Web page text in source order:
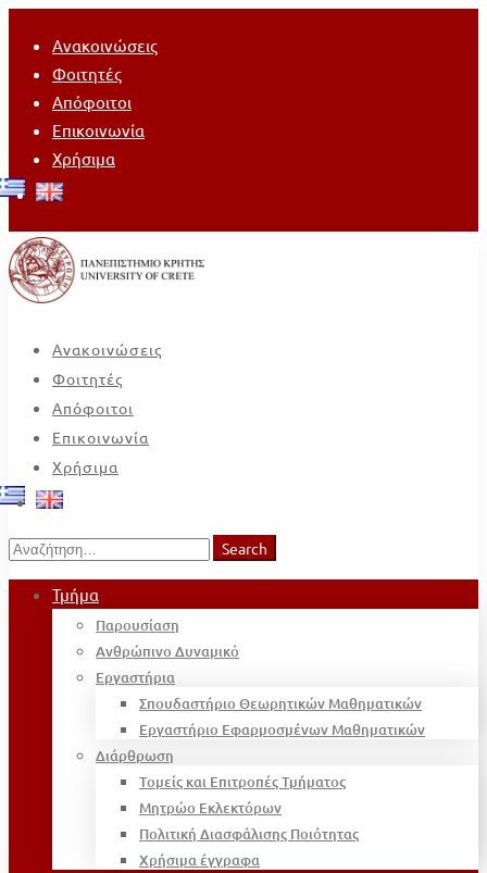
Ανακοινώσεις
Φοιτητές
Απόφοιτοι
Επικοινωνία
Χρήσιμα
Ανακοινώσεις
Φοιτητές
Απόφοιτοι
Επικοινωνία
Χρήσιμα
Search
for:
Search
Τμήμα
Παρουσίαση
Ανθρώπινο Δυναμικό
Εργαστήρια
Σπουδαστήριο Θεωρητικών Μαθηματικών
Εργαστήριο Εφαρμοσμένων Μαθηματικών
Διάρθρωση
Τομείς και Επιτροπές Τμήματος
Μητρώο Εκλεκτόρων
Πολιτική Διασφάλισης Ποιότητας
Χρήσιμα έγγραφα